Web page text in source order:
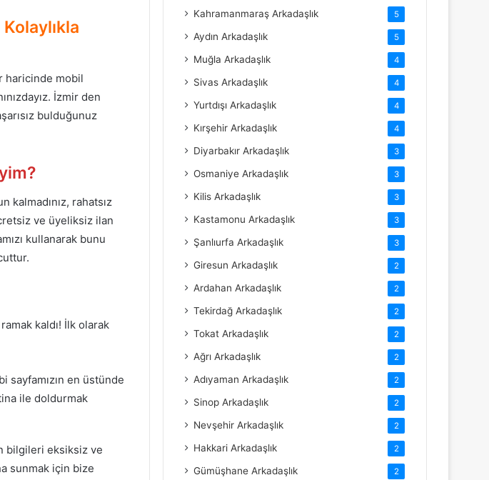
haricinde mobil
İzmir den
bulduğunuz
kalmadınız, rahatsız
ve üyeliksiz ilan
kullanarak bunu
ramak kaldı! İlk olarak
sayfamızın en üstünde
ile doldurmak
bilgileri eksiksiz ve
sunmak için bize
Kahramanmaraş Arkadaşlık 5
Aydın Arkadaşlık 5
Muğla Arkadaşlık 4
Sivas Arkadaşlık 4
Yurtdışı Arkadaşlık 4
Kırşehir Arkadaşlık 4
Diyarbakır Arkadaşlık 3
Osmaniye Arkadaşlık 3
Kilis Arkadaşlık 3
Kastamonu Arkadaşlık 3
Şanlıurfa Arkadaşlık 3
Giresun Arkadaşlık 2
Ardahan Arkadaşlık 2
Tekirdağ Arkadaşlık 2
Tokat Arkadaşlık 2
Ağrı Arkadaşlık 2
Adıyaman Arkadaşlık 2
Sinop Arkadaşlık 2
Nevşehir Arkadaşlık 2
Hakkari Arkadaşlık 2
Gümüşhane Arkadaşlık 2